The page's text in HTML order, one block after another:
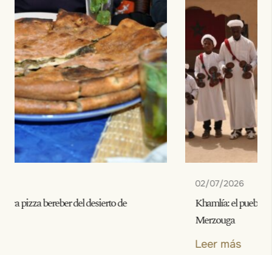
Khamlía: el pueblo de la música Gnaoua en el desierto de